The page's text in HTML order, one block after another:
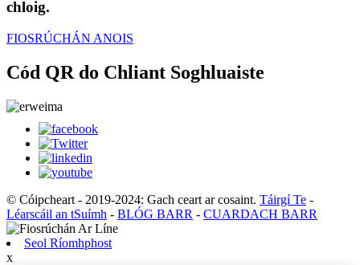
chloig.
FIOSRÚCHÁN ANOIS
Cód QR do Chliant Soghluaiste
© Cóipcheart - 2019-2024: Gach ceart ar cosaint. Táirgí Te -
Léarscáil an tSuímh - BLÓG BARR - CUARDACH BARR
Seol Ríomhphost
x